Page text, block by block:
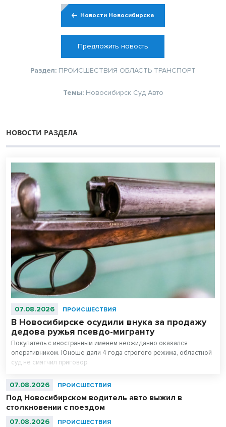
Новости Новосибирска
Предложить новость
Раздел: ПРОИСШЕСТВИЯ ОБЛАСТЬ ТРАНСПОРТ
Темы: Новосибирск Суд Авто
НОВОСТИ РАЗДЕЛА
07.08.2026 ПРОИСШЕСТВИЯ
В Новосибирске осудили внука за продажу
дедова ружья псевдо-мигранту
Покупатель с иностранным именем неожиданно оказался
оперативником. Юноше дали 4 года строгого режима, областной
суд не смягчил приговор.
07.08.2026 ПРОИСШЕСТВИЯ
Под Новосибирском водитель авто выжил в
столкновении с поездом
07.08.2026 ПРОИСШЕСТВИЯ